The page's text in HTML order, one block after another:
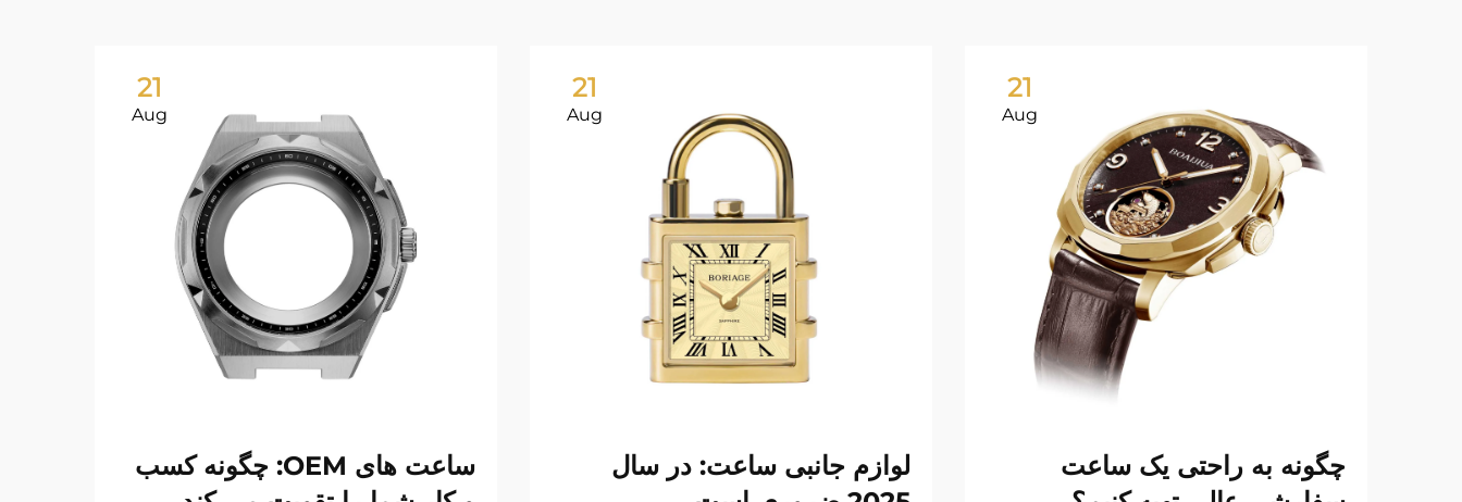
21
Aug
چگونه به راحتی یک ساعت
21
Aug
لوازم جانبی ساعت: در سال
21
Aug
ساعت های OEM: چگونه کسب